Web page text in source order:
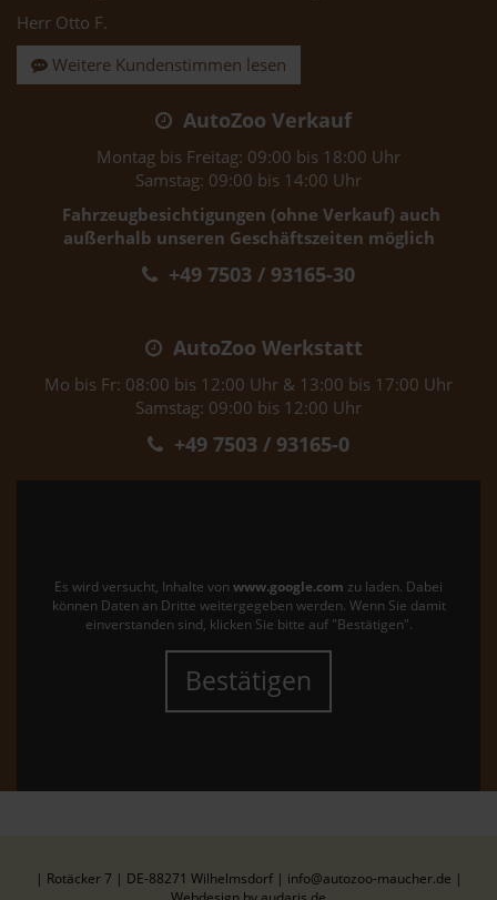
Herr Otto F.
Weitere Kundenstimmen lesen
AutoZoo Verkauf
Montag bis Freitag: 09:00 bis 18:00 Uhr
Samstag: 09:00 bis 14:00 Uhr
Fahrzeugbesichtigungen (ohne Verkauf) auch
außerhalb unseren Geschäftszeiten möglich
+49 7503 / 93165-30
AutoZoo Werkstatt
Mo bis Fr: 08:00 bis 12:00 Uhr & 13:00 bis 17:00 Uhr
Samstag: 09:00 bis 12:00 Uhr
+49 7503 / 93165-0
Es wird versucht, Inhalte von www.google.com zu laden. Dabei
können Daten an Dritte weitergegeben werden. Wenn Sie damit
einverstanden sind, klicken Sie bitte auf "Bestätigen".
Bestätigen
| Rotäcker 7 | DE-88271 Wilhelmsdorf | info@autozoo-maucher.de |